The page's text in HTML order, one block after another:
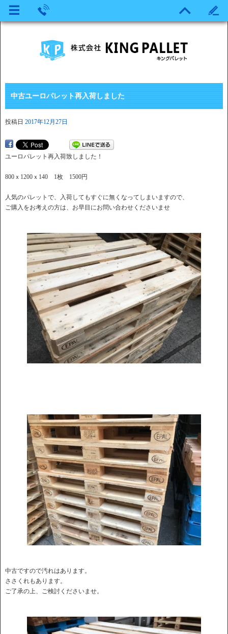
中古ユーロパレット再入荷しました
投稿日 2017年12月27日
ユーロパレット再入荷致しました！
800ｘ1200ｘ140 1枚 1500円
人気のパレットで、入荷してもすぐに無くなってしまいますので、
ご購入をお考えの方は、お早目にお問い合わせくださいませ
中古ですので汚れはあります。
ささくれもあります。
ご了承の上、ご検討くださいませ。